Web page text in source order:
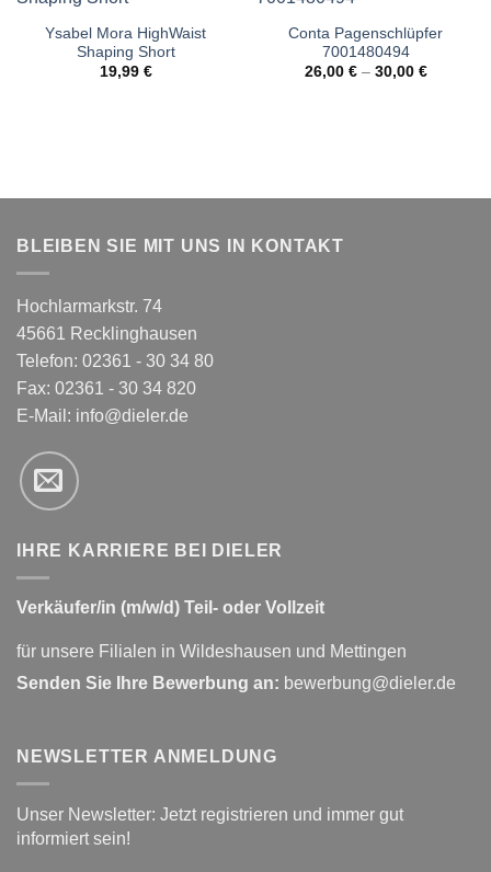
Ysabel Mora HighWaist
Shaping Short
19,99 €
Conta Pagenschlüpfer
7001480494
26,00 €– 30,00 €
BLEIBEN SIE MIT UNS IN KONTAKT
Hochlarmarkstr. 74
45661 Recklinghausen
Telefon: 02361 - 30 34 80
Fax: 02361 - 30 34 820
E-Mail: info@dieler.de
IHRE KARRIERE BEI DIELER
Verkäufer/in (m/w/d) Teil- oder Vollzeit
für unsere Filialen in Wildeshausen und Mettingen
Senden Sie Ihre Bewerbung an: bewerbung@dieler.de
NEWSLETTER ANMELDUNG
Unser Newsletter: Jetzt registrieren und immer gut
informiert sein!